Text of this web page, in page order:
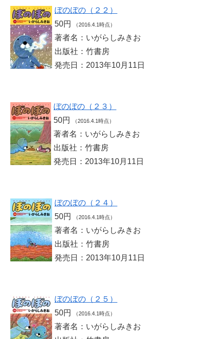
ぼのぼの（２２）
50円
（2016.4.1時点）
著者名：いがらしみきお
出版社：竹書房
発売日：2013年10月11日
ぼのぼの（２３）
50円
（2016.4.1時点）
著者名：いがらしみきお
出版社：竹書房
発売日：2013年10月11日
ぼのぼの（２４）
50円
（2016.4.1時点）
著者名：いがらしみきお
出版社：竹書房
発売日：2013年10月11日
ぼのぼの（２５）
50円
（2016.4.1時点）
著者名：いがらしみきお